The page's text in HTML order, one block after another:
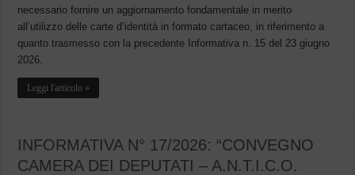
necessario fornire un aggiornamento fondamentale in merito
all’utilizzo delle carte d’identità in formato cartaceo, in riferimento a
quanto trasmesso con la precedente Informativa n. 15 del 23 giugno
2026.
Leggi l'articolo »
INFORMATIVA N° 17/2026: “CONVEGNO
CAMERA DEI DEPUTATI – A.N.T.I.C.O.